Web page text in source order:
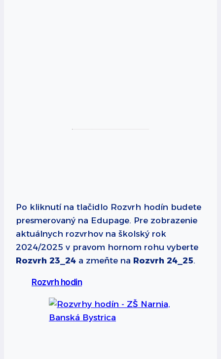
Po kliknutí na tlačidlo Rozvrh hodín budete
presmerovaný na Edupage. Pre zobrazenie
aktuálnych rozvrhov na školský rok
2024/2025 v pravom hornom rohu vyberte
Rozvrh 23_24 a zmeňte na Rozvrh 24_25.
Rozvrh hodin